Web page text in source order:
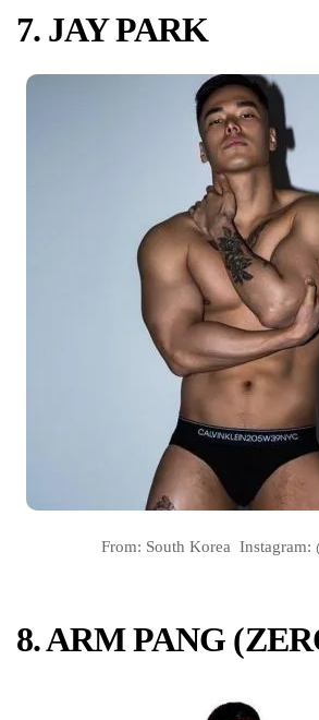
7. JAY PARK
From: South Korea Instagram:
8. ARM PANG